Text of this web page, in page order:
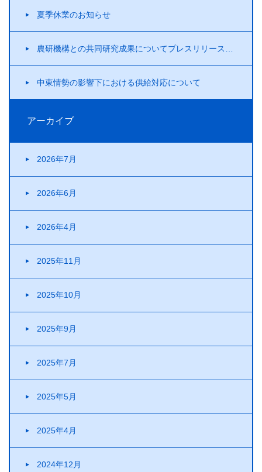
夏季休業のお知らせ
農研機構との共同研究成果についてプレスリリースを行いました！
中東情勢の影響下における供給対応について
アーカイブ
2026年7月
2026年6月
2026年4月
2025年11月
2025年10月
2025年9月
2025年7月
2025年5月
2025年4月
2024年12月